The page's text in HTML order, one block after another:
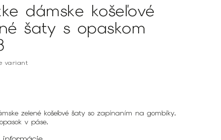
dámske košeľové
šaty s opaskom
variant
zelené košeľové šaty so zapínaním na gombíky.
v páse.